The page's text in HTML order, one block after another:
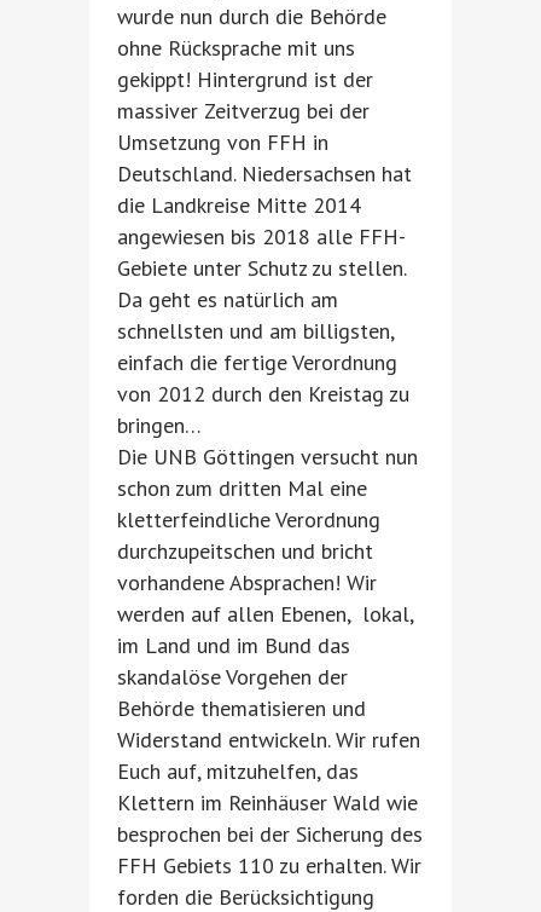
wurde nun durch die Behörde
ohne Rücksprache mit uns
gekippt! Hintergrund ist der
massiver Zeitverzug bei der
Umsetzung von FFH in
Deutschland. Niedersachsen hat
die Landkreise Mitte 2014
angewiesen bis 2018 alle FFH-
Gebiete unter Schutz zu stellen.
Da geht es natürlich am
schnellsten und am billigsten,
einfach die fertige Verordnung
von 2012 durch den Kreistag zu
bringen…
Die UNB Göttingen versucht nun
schon zum dritten Mal eine
kletterfeindliche Verordnung
durchzupeitschen und bricht
vorhandene Absprachen! Wir
werden auf allen Ebenen, lokal,
im Land und im Bund das
skandalöse Vorgehen der
Behörde thematisieren und
Widerstand entwickeln. Wir rufen
Euch auf, mitzuhelfen, das
Klettern im Reinhäuser Wald wie
besprochen bei der Sicherung des
FFH Gebiets 110 zu erhalten. Wir
forden die Berücksichtigung